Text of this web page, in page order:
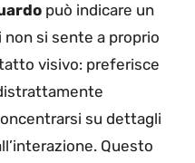
può indicare un
si sente a proprio
visivo: preferisce
su dettagli
Questo